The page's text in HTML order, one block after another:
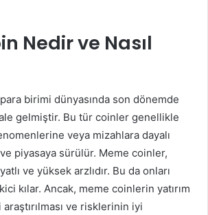
Nedir ve Nasıl
birimi dünyasında son dönemde
gelmiştir. Bu tür coinler genellikle
veya mizahlara dayalı
piyasaya sürülür. Meme coinler,
ve yüksek arzlıdır. Bu da onları
kılar. Ancak, meme coinlerin yatırım
ve risklerinin iyi